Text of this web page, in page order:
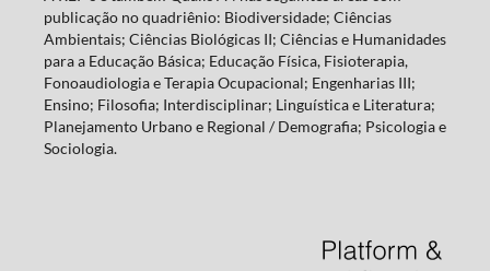
publicação no quadriênio: Biodiversidade; Ciências
Ambientais; Ciências Biológicas II; Ciências e Humanidades
para a Educação Básica; Educação Física, Fisioterapia,
Fonoaudiologia e Terapia Ocupacional; Engenharias III;
Ensino; Filosofia; Interdisciplinar; Linguística e Literatura;
Planejamento Urbano e Regional / Demografia; Psicologia e
Sociologia.